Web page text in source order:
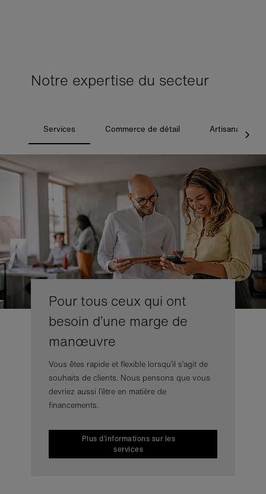
Notre expertise du secteur
Services Commerce de détail Artisanat
Pour tous ceux qui ont
besoin d’une marge de
manœuvre
Vous êtes rapide et flexible lorsqu’il s’agit de
souhaits de clients. Nous pensons que vous
devriez aussi l’être en matière de
financements.
Plus d’informations sur les
services